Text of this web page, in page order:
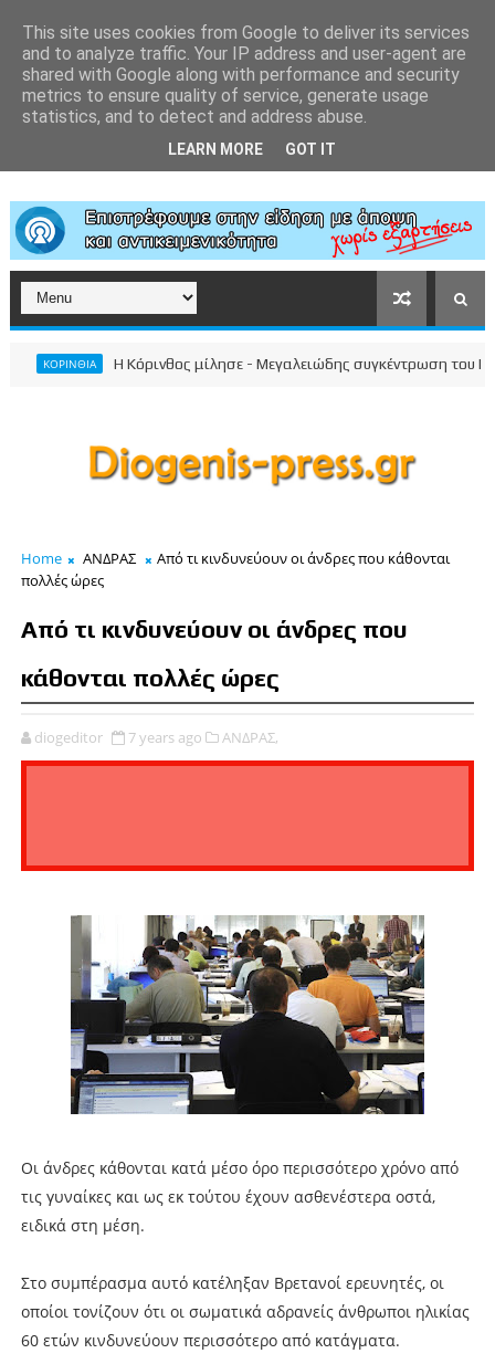
ΚΟΡΙΝΘΙΑ Η Κόρινθος μίλησε - Μεγαλειώδης συγκέντρωση του Νίκου
Home ΑΝΔΡΑΣ
Από τι κινδυνεύουν οι άνδρες που κάθονται
πολλές ώρες
Από τι κινδυνεύουν οι άνδρες που
κάθονται πολλές ώρες
diogeditor 7 years ago ΑΝΔΡΑΣ,
Οι άνδρες κάθονται κατά μέσο όρο περισσότερο χρόνο από
τις γυναίκες και ως εκ τούτου έχουν ασθενέστερα οστά,
ειδικά στη μέση.
Στο συμπέρασμα αυτό κατέληξαν Βρετανοί ερευνητές, οι
οποίοι τονίζουν ότι οι σωματικά αδρανείς άνθρωποι ηλικίας
60 ετών κινδυνεύουν περισσότερο από κατάγματα.
This site uses cookies from Google to deliver its services
and to analyze traffic. Your IP address and user-agent are
shared with Google along with performance and security
metrics to ensure quality of service, generate usage
statistics, and to detect and address abuse.
LEARN MORE GOT IT